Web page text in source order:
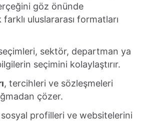
göz önünde
uluslararası formatları
sektör, departman ya
seçimini kolaylaştırır.
, tercihleri ve sözleşmeleri
çözer.
sosyal profilleri ve websitelerini